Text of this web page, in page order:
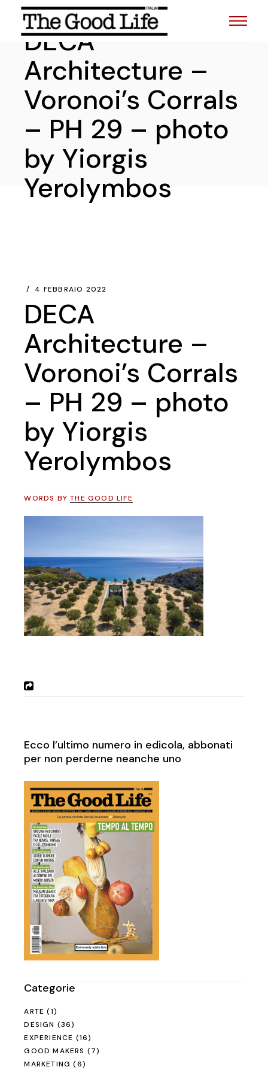
contentDECA
Architecture –
Voronoi’s Corrals
– PH 29 – photo
by Yiorgis
Yerolymbos
4 FEBBRAIO 2022
DECA
Architecture –
Voronoi’s Corrals
– PH 29 – photo
by Yiorgis
Yerolymbos
WORDS BYTHE GOOD LIFE
Ecco l’ultimo numero in edicola, abbonati
per non perderne neanche uno
Categorie
ARTE (1)
DESIGN (36)
EXPERIENCE (16)
GOOD MAKERS (7)
MARKETING (6)